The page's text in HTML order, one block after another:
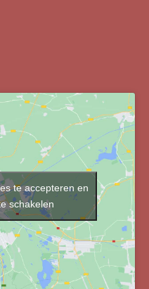
te accepteren en
schakelen